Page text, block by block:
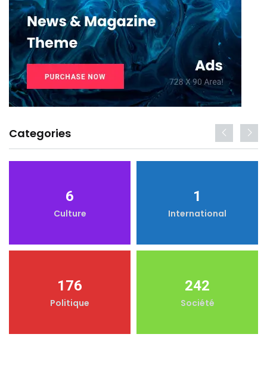
Categories
6
Culture
1
International
176
Politique
242
Société